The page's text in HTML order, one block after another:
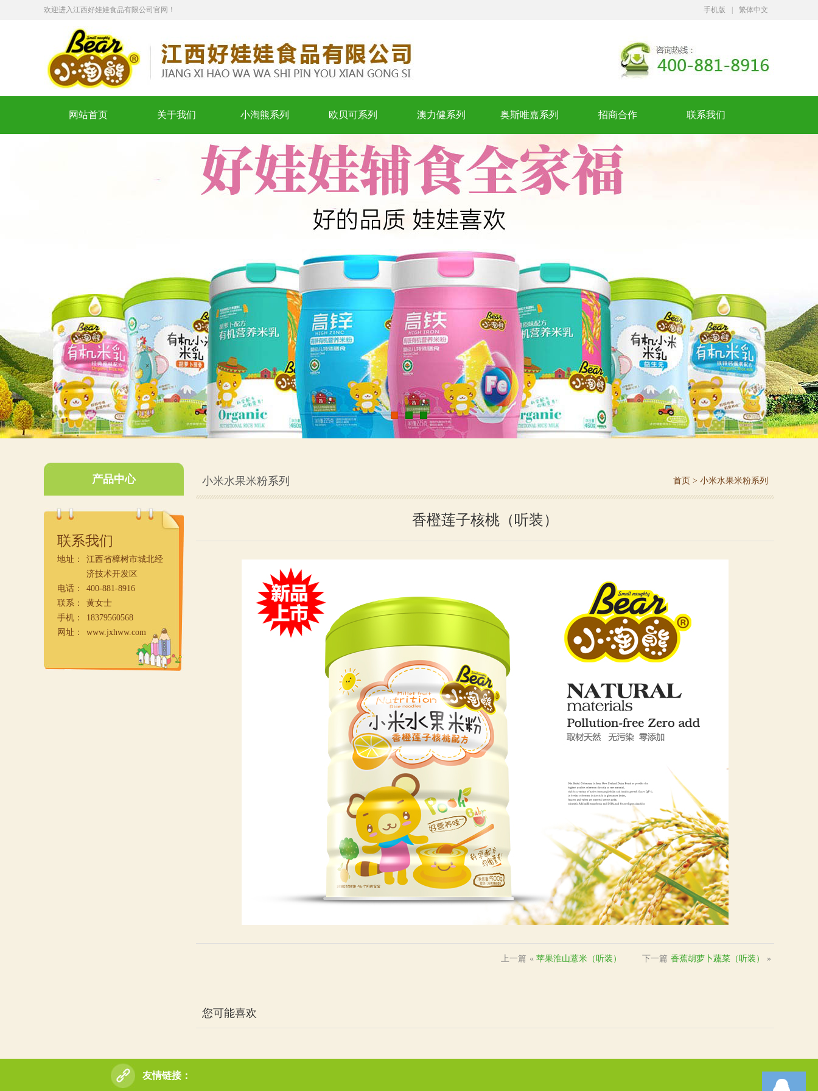
欢迎进入江西好娃娃食品有限公司官网！ 手机版 繁体中文
网站首页 关于我们 小淘熊系列 欧贝可系列 澳力健系列 奥斯唯嘉系列 招商合作 联系我们
产品中心
联系我们
地址：
江西省樟树市城北经
济技术开发区
电话：
400-881-8916
联系：
黄女士
手机：
18379560568
网址：
www.jxhww.com
小米水果米粉系列 首页 > 小米水果米粉系列
香橙莲子核桃（听装）
上一篇 « 苹果淮山薏米（听装） 下一篇 香蕉胡萝卜蔬菜（听装） »
您可能喜欢
友情链接：